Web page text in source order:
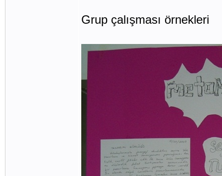
Grup çalışması örnekleri